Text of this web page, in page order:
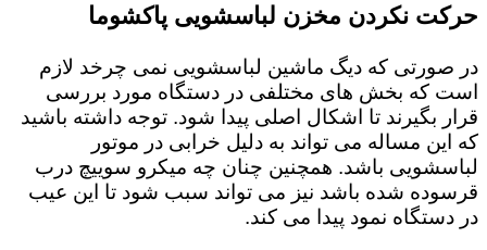
حرکت نکردن مخزن لباسشویی پاکشوما
در صورتی که دیگ ماشین لباسشویی نمی چرخد لازم
است که بخش های مختلفی در دستگاه مورد بررسی
قرار بگیرند تا اشکال اصلی پیدا شود. توجه داشته باشید
که این مساله می تواند به دلیل خرابی در موتور
لباسشویی باشد. همچنین چنان چه میکرو سوییچ درب
قرسوده شده باشد نیز می تواند سبب شود تا این عیب
در دستگاه نمود پیدا می کند.